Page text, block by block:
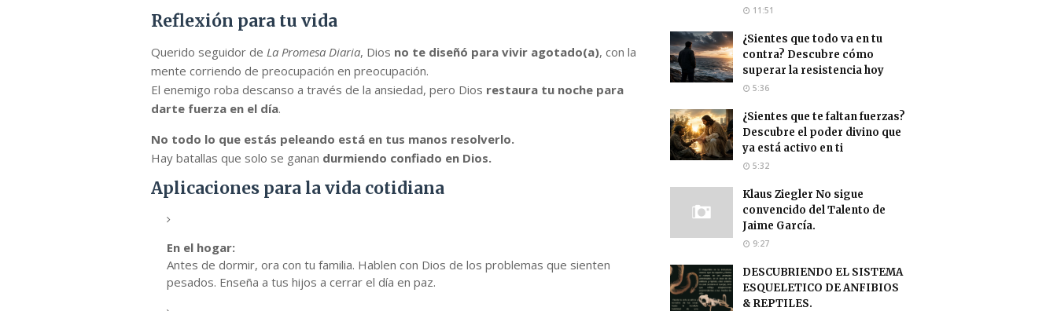
Reflexión para tu vida
Querido seguidor de La Promesa Diaria, Dios no te diseñó para vivir agotado(a), con la
mente corriendo de preocupación en preocupación.
El enemigo roba descanso a través de la ansiedad, pero Dios restaura tu noche para
darte fuerza en el día.
No todo lo que estás peleando está en tus manos resolverlo.
Hay batallas que solo se ganan durmiendo confiado en Dios.
Aplicaciones para la vida cotidiana
En el hogar:
Antes de dormir, ora con tu familia. Hablen con Dios de los problemas que sienten
pesados. Enseña a tus hijos a cerrar el día en paz.
11:51
¿Sientes que todo va en tu
contra? Descubre cómo
superar la resistencia hoy
5:36
¿Sientes que te faltan fuerzas?
Descubre el poder divino que
ya está activo en ti
5:32
Klaus Ziegler No sigue
convencido del Talento de
Jaime García.
9:27
DESCUBRIENDO EL SISTEMA
ESQUELETICO DE ANFIBIOS
& REPTILES.